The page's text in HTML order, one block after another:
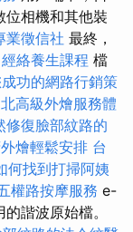
位相機和其他裝
業徵信社 最終，
經絡養生課程 檔
功的網路行銷策
高級外燴服務體
修復臉部紋路的
燴輕鬆安排 台
何找到打掃阿姨
權路按摩服務 e-
的諧波原始檔。